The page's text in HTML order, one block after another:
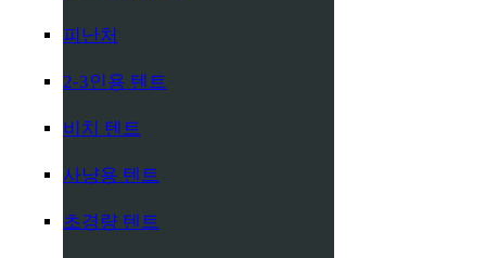
피난처
2-3인용 텐트
비치 텐트
사냥용 텐트
초경량 텐트